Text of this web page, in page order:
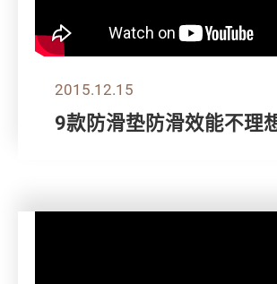
2015.12.15
9款防滑垫防滑效能不理